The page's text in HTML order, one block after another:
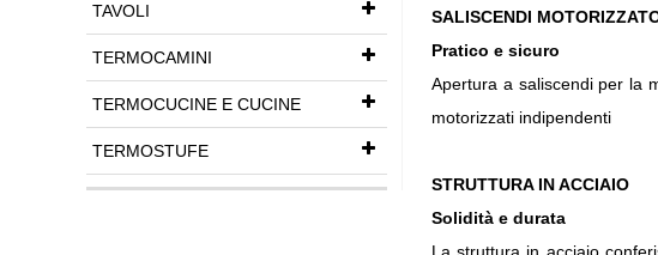
TAVOLI
TERMOCAMINI
TERMOCUCINE E CUCINE
TERMOSTUFE
SALISCENDI
Pratico e sicuro
Apertura a saliscendi per la
motorizzati indipendenti
STRUTTURA IN ACCIAIO
Solidità e durata